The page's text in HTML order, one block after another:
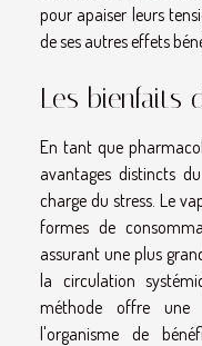
pour apaiser leurs
de ses autres effets
Les bienfaits
En tant que
avantages distincts
charge du stress. Le
formes de
assurant une plus
la circulation
méthode offre une
l'organisme de